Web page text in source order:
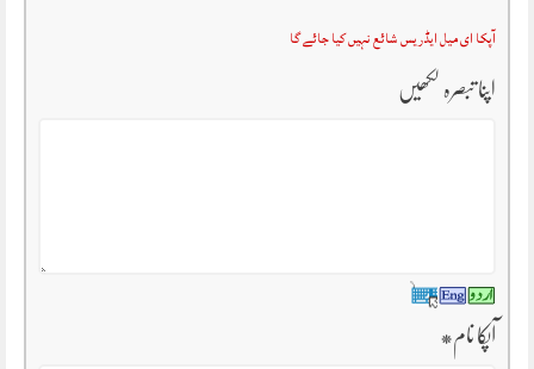
آپکا ای میل ایڈریس شائع نہیں کیا جائے گا
اپنا تبصرہ لکھیں
آپکا نام*